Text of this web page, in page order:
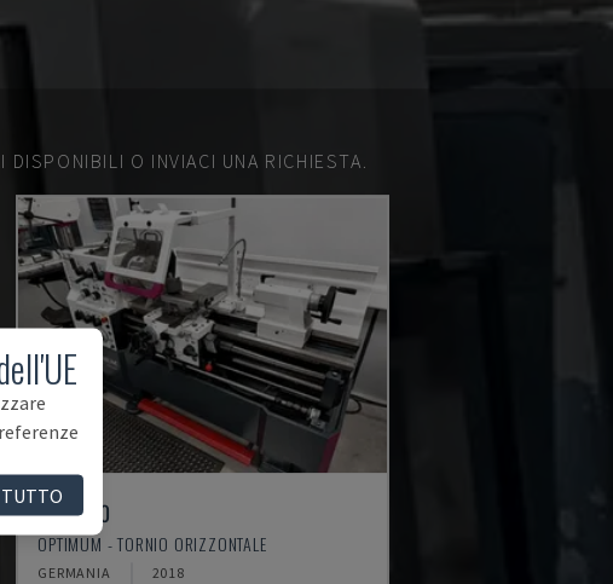
DISPONIBILI O INVIACI UNA RICHIESTA.
TH 4610
OPTIMUM - TORNIO ORIZZONTALE
GERMANIA 2018